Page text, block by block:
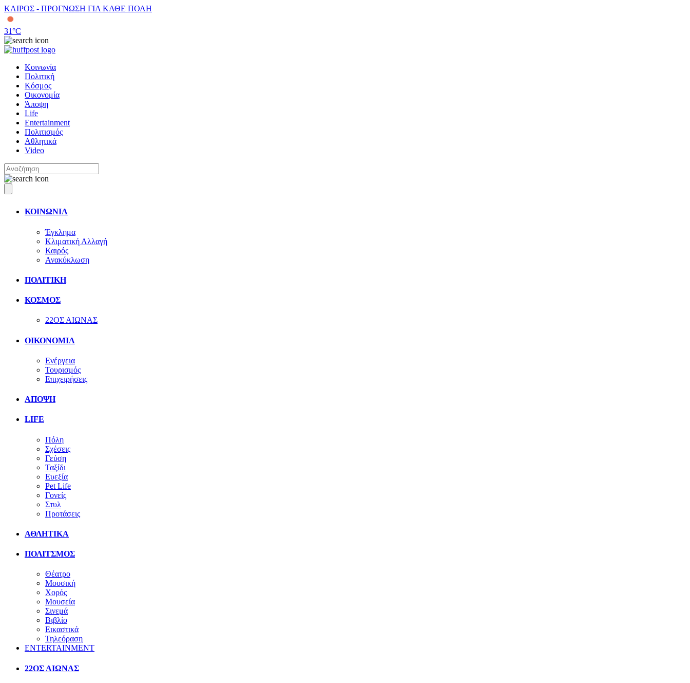
ΚΑΙΡΟΣ - ΠΡΟΓΝΩΣΗ ΓΙΑ ΚΑΘΕ ΠΟΛΗ
31°C
Κοινωνία
Πολιτική
Κόσμος
Οικονομία
Άποψη
Life
Entertainment
Πολιτισμός
Αθλητικά
Video
ΚΟΙΝΩΝΙΑ
Έγκλημα
Κλιματική Αλλαγή
Καιρός
Ανακύκλωση
ΠΟΛΙΤΙΚΗ
ΚΟΣΜΟΣ
22ΟΣ ΑΙΩΝΑΣ
ΟΙΚΟΝΟΜΙΑ
Ενέργεια
Τουρισμός
Επιχειρήσεις
ΑΠΟΨΗ
LIFE
Πόλη
Σχέσεις
Γεύση
Ταξίδι
Ευεξία
Pet Life
Γονείς
Στυλ
Προτάσεις
ΑΘΛΗΤΙΚΑ
ΠΟΛΙΤΣΜΟΣ
Θέατρο
Μουσική
Χορός
Μουσεία
Σινεμά
Βιβλίο
Εικαστικά
Τηλεόραση
ENTERTAINMENT
22ΟΣ ΑΙΩΝΑΣ